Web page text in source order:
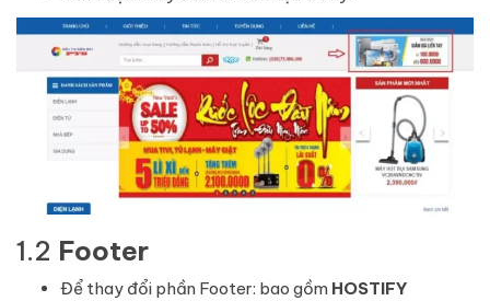
1.2 Footer
Để thay đổi phần Footer: bao gồm HOSTIFY